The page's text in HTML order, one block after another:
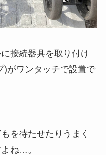
接続器具を取り付け
)がワンタッチで設置で
を待たせたりうまく
ね…。